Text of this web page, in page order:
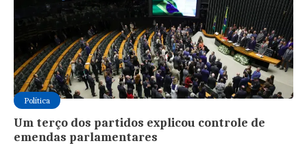
Política
Um terço dos partidos explicou controle de
emendas parlamentares